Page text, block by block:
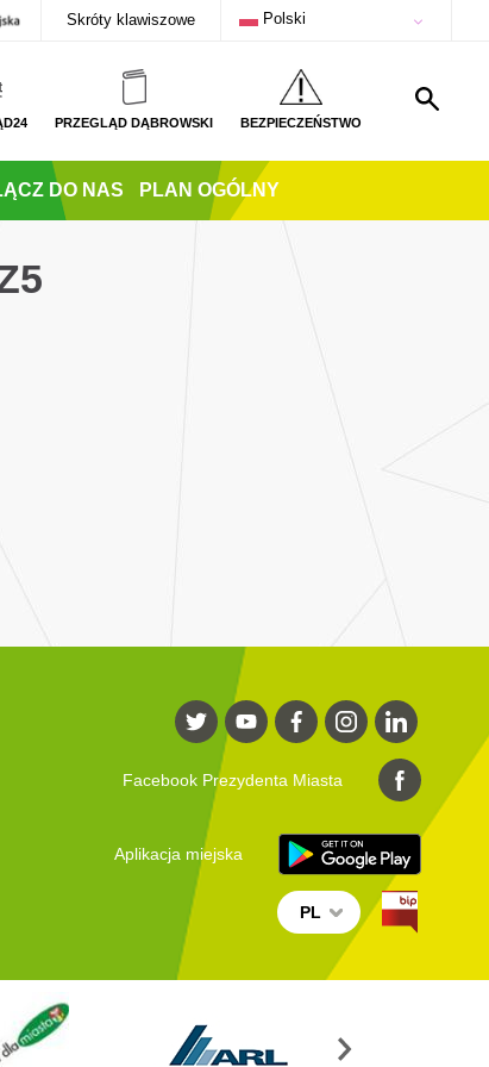
Skróty klawiszowe Polski
PRZEGLĄD DĄBROWSKI BEZPIECZEŃSTWO
DO NAS PLAN OGÓLNY
Facebook Prezydenta Miasta
Aplikacja miejska
PL